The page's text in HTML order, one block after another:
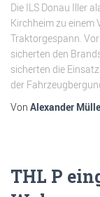
Die ILS Donau Iller
Kirchheim zu einem
Traktorgespann.
sicherten den
sicherten die
der
Von Alexander
THL P